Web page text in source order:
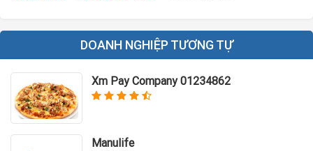
DOANH NGHIỆP TƯƠNG TỰ
Xm Pay Company 01234862
Manulife